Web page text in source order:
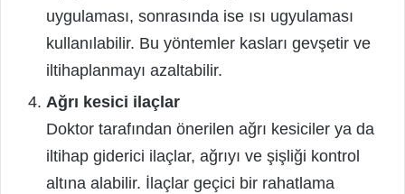
uygulaması, sonrasında ise ısı ugyulaması
kullanılabilir. Bu yöntemler kasları gevşetir ve
iltihaplanmayı azaltabilir.
Ağrı kesici ilaçlar
Doktor tarafından önerilen ağrı kesiciler ya da
iltihap giderici ilaçlar, ağrıyı ve şişliği kontrol
altına alabilir. İlaçlar geçici bir rahatlama